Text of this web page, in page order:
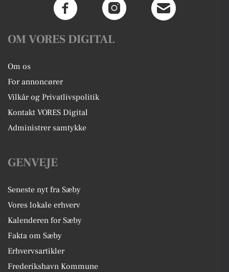
OM VORES DIGITAL
Om os
For annoncører
Vilkår og Privatlivspolitik
Kontakt VORES Digital
Administrer samtykke
GENVEJE
Seneste nyt fra Sæby
Vores lokale erhverv
Kalenderen for Sæby
Fakta om Sæby
Erhvervsartikler
Frederikshavn Kommune